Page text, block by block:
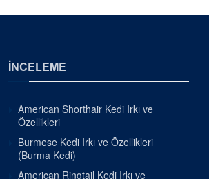
İNCELEME
American Shorthair Kedi Irkı ve
Özellikleri
Burmese Kedi Irkı ve Özellikleri
(Burma Kedi)
American Ringtail Kedi Irkı ve